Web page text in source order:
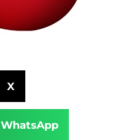
X
WhatsApp